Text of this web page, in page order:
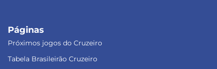
Páginas
Próximos jogos do Cruzeiro
Tabela Brasileirão Cruzeiro